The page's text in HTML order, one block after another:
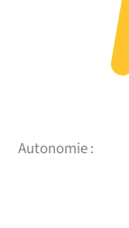
Autonomie :